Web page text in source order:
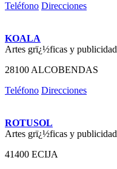
Teléfono Direcciones
KOALA
Artes grï¿½ficas y publicidad
28100 ALCOBENDAS
Teléfono Direcciones
ROTUSOL
Artes grï¿½ficas y publicidad
41400 ECIJA